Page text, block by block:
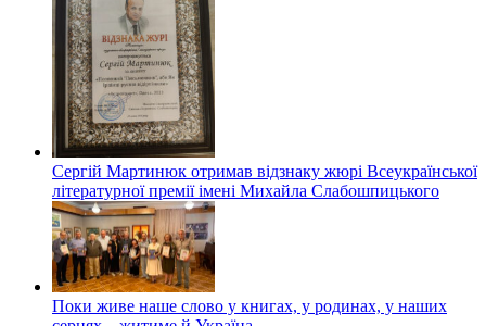
Сергій Мартинюк отримав відзнаку жюрі Всеукраїнської
літературної премії імені Михайла Слабошпицького
Поки живе наше слово у книгах, у родинах, у наших